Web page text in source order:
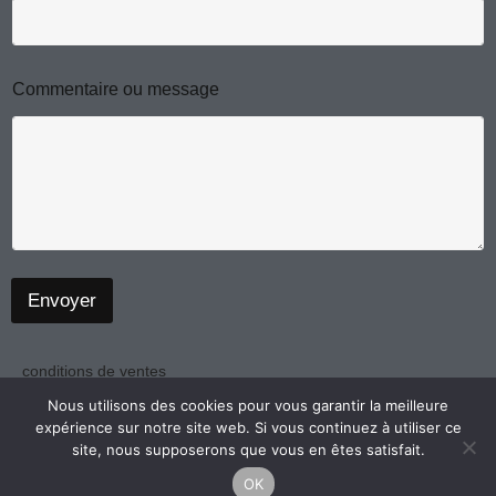
m
e
t
a
i
-
Commentaire ou message
Envoyer
conditions de ventes
politique de confidentialité
mentions légales
Nous utilisons des cookies pour vous garantir la meilleure
expérience sur notre site web. Si vous continuez à utiliser ce
site, nous supposerons que vous en êtes satisfait.
OK